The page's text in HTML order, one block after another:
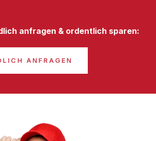
anfragen & ordentlich sparen:
ANFRAGEN